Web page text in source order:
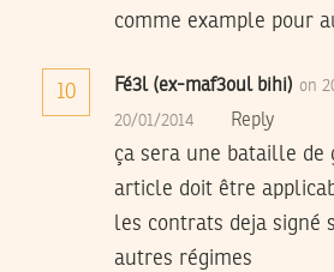
comme example pour
10 Fé3l (ex-maf3oul bihi) on
20/01/2014 Reply
ça sera une bataille de
article doit être
les contrats deja signé
autres régimes